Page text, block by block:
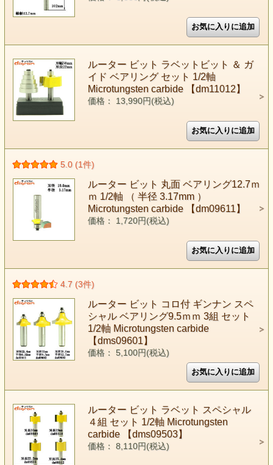
ルーター ビット ラベットビット ＆ ガ
イド ベアリング セット 1/2軸
Microtungsten carbide 【dm11012】
価格： 13,990円(税込)
5.0 (1件)
ルーター ビット 丸面 ベアリング12.7ｍ
ｍ 1/2軸 （ 半径 3.17mm ）
Microtungsten carbide 【dm09611】
価格： 1,720円(税込)
4.7 (3件)
ルーター ビット コロ付 ギンナン スペ
シャル ベアリング9.5ｍｍ 3組 セット
1/2軸 Microtungsten carbide
【dms09601】
価格： 5,100円(税込)
ルーター ビット ラベット スペシャル
４組 セット 1/2軸 Microtungsten
carbide 【dms09503】
価格： 8,110円(税込)